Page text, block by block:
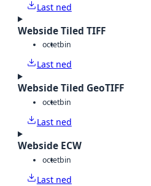
Last ned
Webside Tiled TIFF
octetbin
Last ned
Webside Tiled GeoTIFF
octetbin
Last ned
Webside ECW
octetbin
Last ned